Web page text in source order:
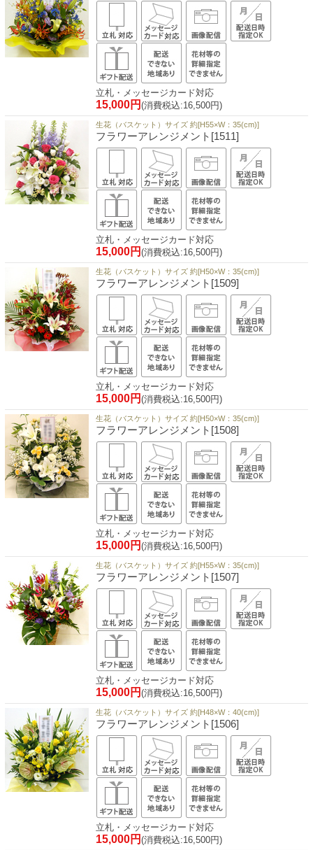
立札・メッセージカード対応
15,000円 (消費税込:16,500円)
生花（バスケット）サイズ 約[H55×W：35(cm)]
フラワーアレンジメント[1511]
立札・メッセージカード対応
15,000円 (消費税込:16,500円)
生花（バスケット）サイズ 約[H50×W：35(cm)]
フラワーアレンジメント[1509]
立札・メッセージカード対応
15,000円 (消費税込:16,500円)
生花（バスケット）サイズ 約[H50×W：35(cm)]
フラワーアレンジメント[1508]
立札・メッセージカード対応
15,000円 (消費税込:16,500円)
生花（バスケット）サイズ 約[H55×W：35(cm)]
フラワーアレンジメント[1507]
立札・メッセージカード対応
15,000円 (消費税込:16,500円)
生花（バスケット）サイズ 約[H48×W：40(cm)]
フラワーアレンジメント[1506]
立札・メッセージカード対応
15,000円 (消費税込:16,500円)